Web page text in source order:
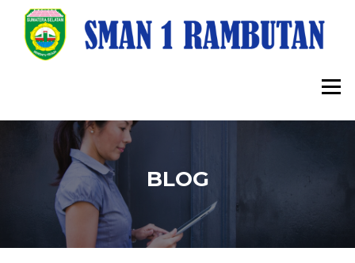
Lompat
konten
Menu
BLOG